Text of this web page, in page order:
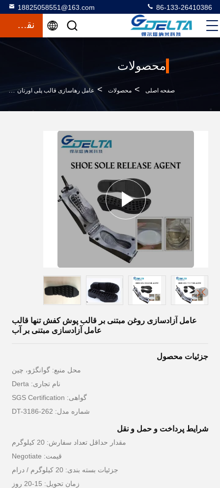
18825058551@163.com 86-133-26410386
نقل قول
محصولات
صفحه اصلی > محصولات > عامل رهاسازی قالب پلی اورتان >
عامل آزادسازی روغن مبتنی بر قالب پوش کفش تنها قالب
عامل آزادسازی مبتنی بر آب
جزئیات محصول
محل منبع: گوانگژو، چین
نام تجاری: Derta
گواهی: SGS Certification
شماره مدل: DT-3186-262
شرایط پرداخت و حمل و نقل
مقدار حداقل تعداد سفارش: 20 کیلوگرم
قیمت: Negotiate
جزئیات بسته بندی: 20 کیلوگرم / درام
زمان تحویل: 15-20 روز